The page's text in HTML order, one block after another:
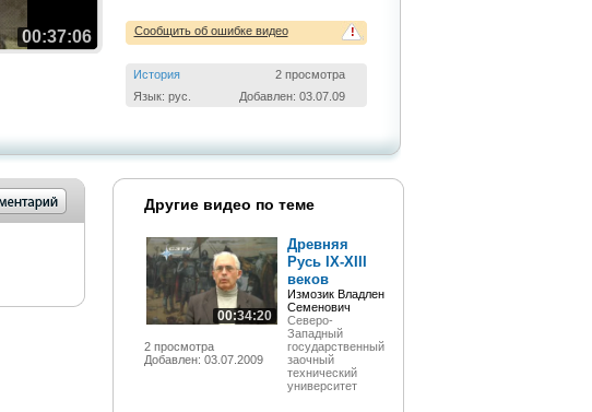
00:37:06 !
Сообщить об ошибке видео
История
2 просмотра
Язык: рус.
Добавлен: 03.07.09
Другие видео по теме
00:34:20
2 просмотра
Добавлен: 03.07.2009
Древняя
Русь IX-XIII
веков
Измозик Владлен
Семенович
Северо-
Западный
государственный
заочный
технический
университет